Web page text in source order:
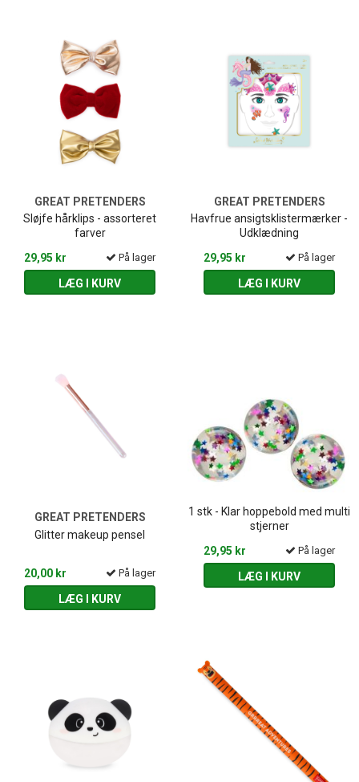
GREAT PRETENDERS
Sløjfe hårklips - assorteret
farver
29,95 kr
På lager
LÆG I KURV
GREAT PRETENDERS
Havfrue ansigtsklistermærker -
Udklædning
29,95 kr
På lager
LÆG I KURV
GREAT PRETENDERS
Glitter makeup pensel
20,00 kr På lager
LÆG I KURV
1 stk - Klar hoppebold med multi
stjerner
29,95 kr
På lager
LÆG I KURV